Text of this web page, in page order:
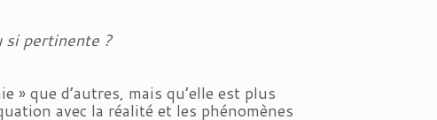
si pertinente ?
» que d’autres, mais qu’elle est plus
avec la réalité et les phénomènes